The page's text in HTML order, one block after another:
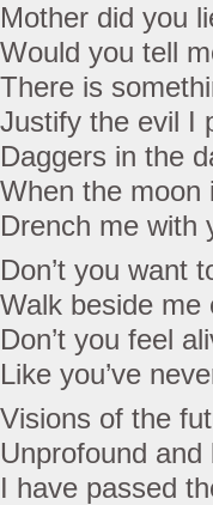
Mother did you
Would you tell
There is
Justify the evil I
Daggers in the
When the moon
Drench me with
Don’t you want
Walk beside me
Don’t you feel
Like you’ve
Visions of the
Unprofound and
I have passed